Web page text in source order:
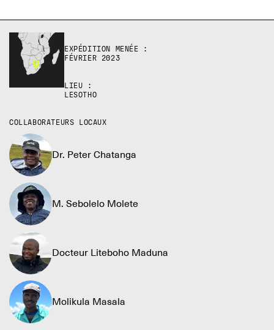
EXPÉDITION MENÉE :
FÉVRIER 2023
LIEU :
LESOTHO
COLLABORATEURS LOCAUX
Dr. Peter Chatanga
M. Sebolelo Molete
Docteur Liteboho Maduna
Molikula Masala